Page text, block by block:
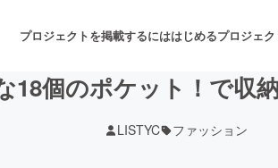
プロジェクトを掲載するにははじめるプロジェ
18個のポケット！で収
LISTYC ファッション